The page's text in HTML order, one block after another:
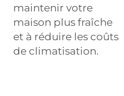
maintenir votre
maison plus fraîche
et à réduire les coûts
de climatisation.